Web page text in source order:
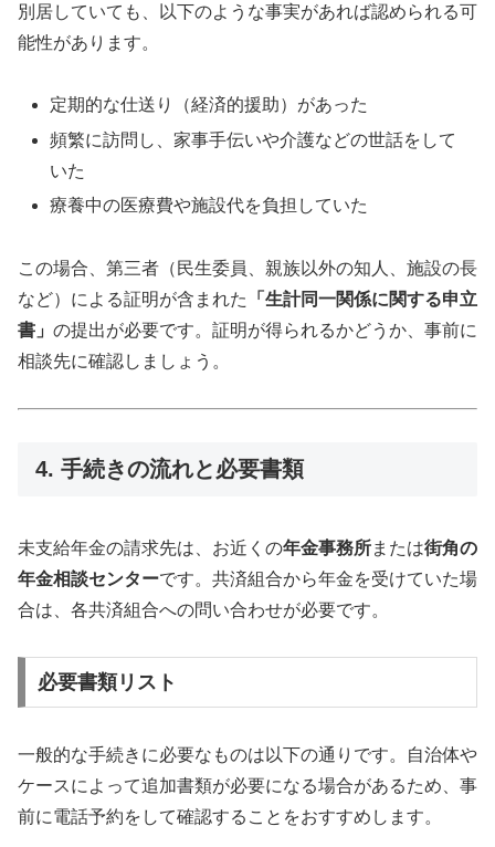
別居していても、以下のような事実があれば認められる可
能性があります。
定期的な仕送り（経済的援助）があった
頻繁に訪問し、家事手伝いや介護などの世話をして
いた
療養中の医療費や施設代を負担していた
この場合、第三者（民生委員、親族以外の知人、施設の長
など）による証明が含まれた
「生計同一関係に関する申立
書」 の提出が必要です。証明が得られるかどうか、事前に
相談先に確認しましょう。
4. 手続きの流れと必要書類
未支給年金の請求先は、お近くの年金事務所または街角の
年金相談センターです。共済組合から年金を受けていた場
合は、各共済組合への問い合わせが必要です。
必要書類リスト
一般的な手続きに必要なものは以下の通りです。自治体や
ケースによって追加書類が必要になる場合があるため、事
前に電話予約をして確認することをおすすめします。